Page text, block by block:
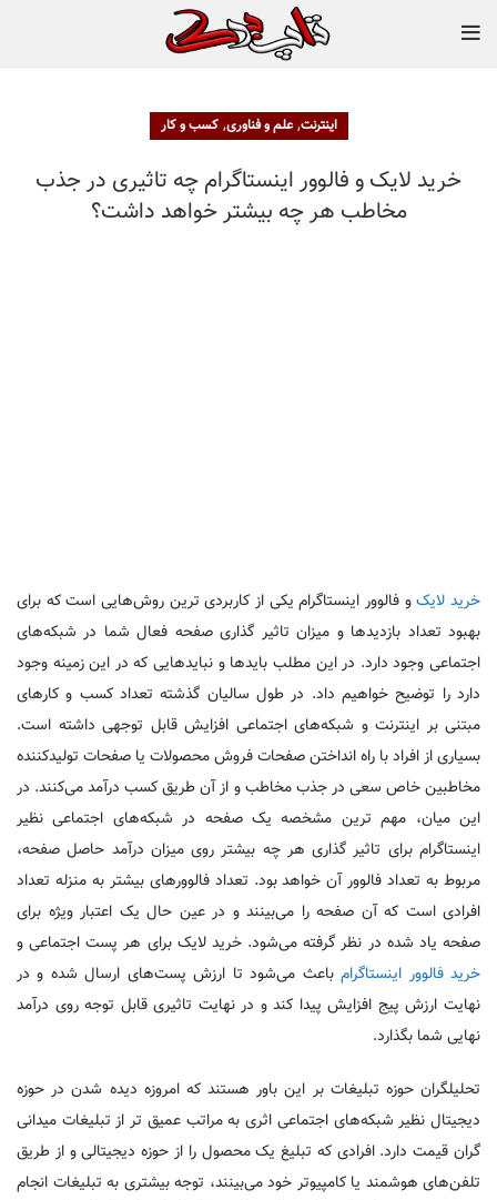
اینترنت,علم و فناوری,کسب و کار
خرید لایک و فالوور اینستاگرام چه تاثیری در جذب
مخاطب هر چه بیشتر خواهد داشت؟
خرید لایکو فالوور اینستاگرام یکی از کاربردی ترین روش‌هایی است که برای
بهبود تعداد بازدیدها و میزان تاثیر گذاری صفحه فعال شما در شبکه‌های
اجتماعی وجود دارد. در این مطلب بایدها و نبایدهایی که در این زمینه وجود
دارد را توضیح خواهیم داد. در طول سالیان گذشته تعداد کسب و کارهای
مبتنی بر اینترنت و شبکه‌های اجتماعی افزایش قابل توجهی داشته است.
بسیاری از افراد با راه انداختن صفحات فروش محصولات یا صفحات تولیدکننده
مخاطبین خاص سعی در جذب مخاطب و از آن طریق کسب درآمد می‌کنند. در
این میان، مهم ترین مشخصه یک صفحه در شبکه‌های اجتماعی نظیر
اینستاگرام برای تاثیر گذاری هر چه بیشتر روی میزان درآمد حاصل صفحه،
مربوط به تعداد فالوور آن خواهد بود. تعداد فالوورهای بیشتر به منزله تعداد
افرادی است که آن صفحه را می‌بینند و در عین حال یک اعتبار ویژه برای
صفحه یاد شده در نظر گرفته می‌شود. خرید لایک برای هر پست اجتماعی و
خرید فالوور اینستاگرامباعث می‌شود تا ارزش پست‌های ارسال شده و در
نهایت ارزش پیج افزایش پیدا کند و در نهایت تاثیری قابل توجه روی درآمد
نهایی شما بگذارد.
تحلیلگران حوزه تبلیغات بر این باور هستند که امروزه دیده شدن در حوزه
دیجیتال نظیر شبکه‌های اجتماعی اثری به مراتب عمیق تر از تبلیغات میدانی
گران قیمت دارد. افرادی که تبلیغ یک محصول را از حوزه دیجیتالی و از طریق
تلفن‌های هوشمند یا کامپیوتر خود می‌بینند، توجه بیشتری به تبلیغات انجام